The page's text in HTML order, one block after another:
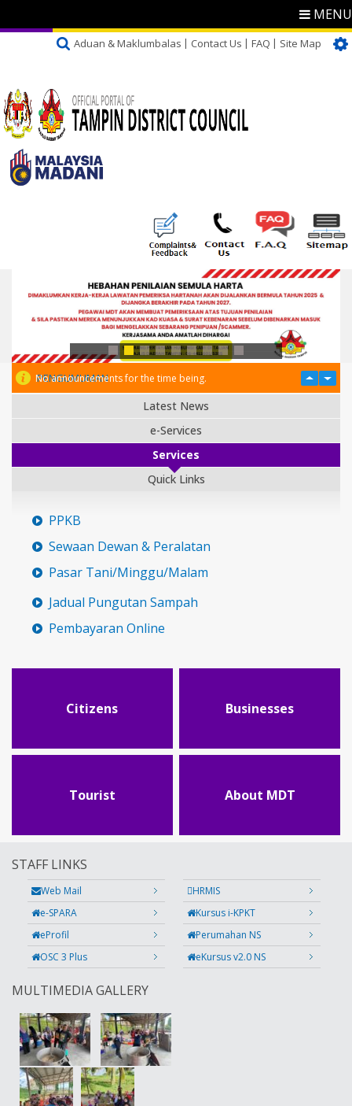
MENU
Aduan & Maklumbalas Contact Us FAQ Site Map
PENGUMUMAN
No announcements for the time being.
Latest News
e-Services
Services
Quick Links
PPKB
Sewaan Dewan & Peralatan
Pasar Tani/Minggu/Malam
Jadual Pungutan Sampah
Pembayaran Online
Citizens Businesses
Tourist About MDT
STAFF LINKS
Web Mail
HRMIS
e-SPARA
Kursus i-KPKT
eProfil
Perumahan NS
OSC 3 Plus
eKursus v2.0 NS
MULTIMEDIA GALLERY